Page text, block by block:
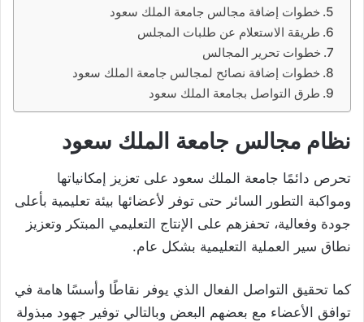
خطوات إضافة مجالس جامعة الملك سعود
طريقة الاستعلام عن طلبات المجلس
خطوات تحرير المجالس
خطوات إضافة نصائح لمجالس جامعة الملك سعود
طرق التواصل بجامعة الملك سعود
نظام مجالس جامعة الملك سعود
تحرص دائمًا جامعة الملك سعود على تعزيز إمكانياتها
ومواكبة التطور السائر حتى توفر لأعضائها بيئة تعليمية بأعلى
جودة وفعالية، تحفزهم على الإنتاج التعليمي المبتكر وتعزيز
نطاق سير العملية التعليمية بشكل عام.
كما تحقيق التواصل الفعال الذي يوفر نقاطًا وأسسًا هامة في
توافق الأعضاء مع بعضهم البعض وبالتالي توفير جهود مبذولة